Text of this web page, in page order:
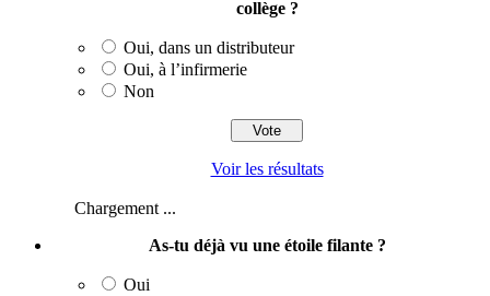
collège ?
Oui, dans un distributeur
Oui, à l’infirmerie
Non
Voir les résultats
Chargement ...
As-tu déjà vu une étoile filante ?
Oui